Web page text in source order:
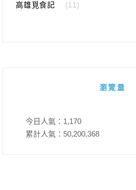
高雄覓食記 (11)
瀏覽量
今日人氣： 1,170
累計人氣： 50,200,368